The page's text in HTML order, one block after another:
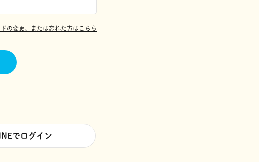
の変更、または忘れた方はこちら
でログイン